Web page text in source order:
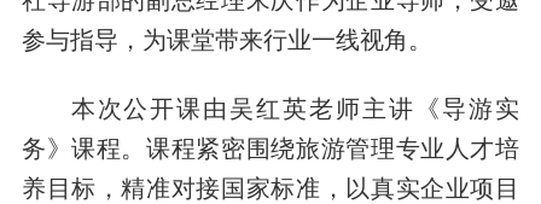
参与指导，为课堂带来行业一线视角。
本次公开课由吴红英老师主讲《导游实
务》课程。课程紧密围绕旅游管理专业人才培
养目标，精准对接国家标准，以真实企业项目